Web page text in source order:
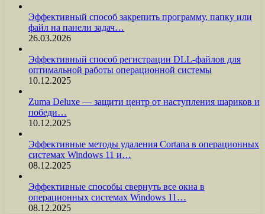
Эффективный способ закрепить программу, папку или
файл на панели задач…
26.03.2026
Эффективный способ регистрации DLL-файлов для
оптимальной работы операционной системы
10.12.2025
Zuma Deluxe — защити центр от наступления шариков и
победи…
10.12.2025
Эффективные методы удаления Cortana в операционных
системах Windows 11 и…
08.12.2025
Эффективные способы свернуть все окна в
операционных системах Windows 11…
08.12.2025